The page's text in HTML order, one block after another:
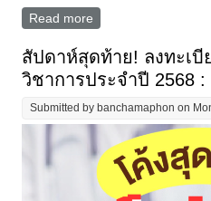
Read more
Critical Care
Module)”
สัปดาห์สุดท้าย! ลงทะเ
วิชาการประจำปี 2568 :
Submitted bybanchamaphon on